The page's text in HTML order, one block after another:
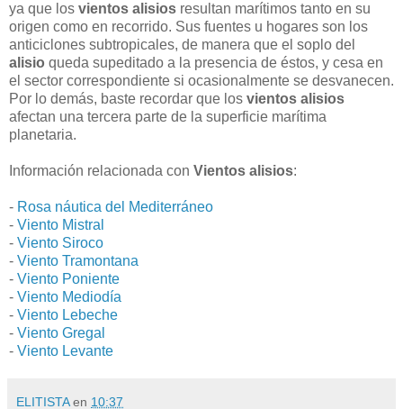
ya que los vientos alisios resultan marítimos tanto en su
origen como en recorrido. Sus fuentes u hogares son los
anticiclones subtropicales, de manera que el soplo del
alisio queda supeditado a la presencia de éstos, y cesa en
el sector correspondiente si ocasionalmente se desvanecen.
Por lo demás, baste recordar que los vientos alisios
afectan una tercera parte de la superficie marítima
planetaria.
Información relacionada con Vientos alisios:
- Rosa náutica del Mediterráneo
- Viento Mistral
- Viento Siroco
- Viento Tramontana
- Viento Poniente
- Viento Mediodía
- Viento Lebeche
- Viento Gregal
- Viento Levante
ELITISTA en 10:37